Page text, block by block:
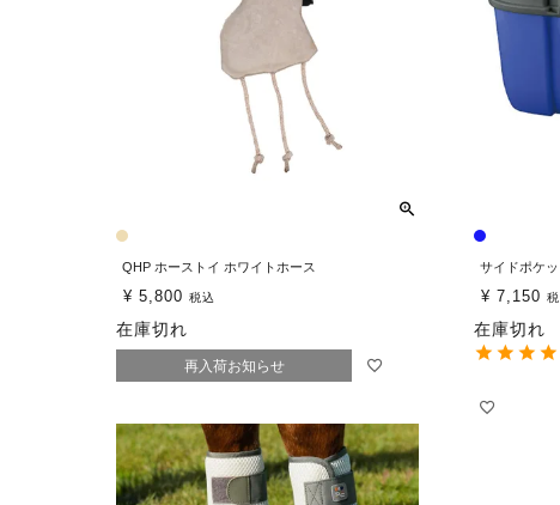
QHP ホーストイ ホワイトホース
¥ 5,800 税込
在庫切れ
再入荷お知らせ
サイドポケ
¥ 7,150
在庫切れ